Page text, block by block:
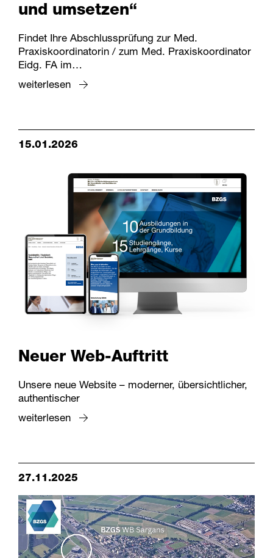
und umsetzen“
Findet Ihre Abschlussprüfung zur Med.
Praxiskoordinatorin / zum Med. Praxiskoordinator
Eidg. FA im…
weiterlesen
15.01.2026
Neuer Web-Auftritt
Unsere neue Website – moderner, übersichtlicher,
authentischer
weiterlesen
27.11.2025